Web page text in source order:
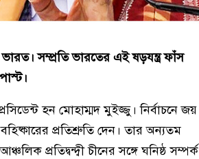
ভারত। সম্প্রতি ভারতের এই ষড়যন্ত্র ফাঁস
হন মোহাম্মদ মুইজ্জু। নির্বাচনে জয়
প্রতিশ্রুতি দেন। তার অন্যতম
প্রতিদ্বন্দ্বী চীনের সঙ্গে ঘনিষ্ঠ সম্পর্ক